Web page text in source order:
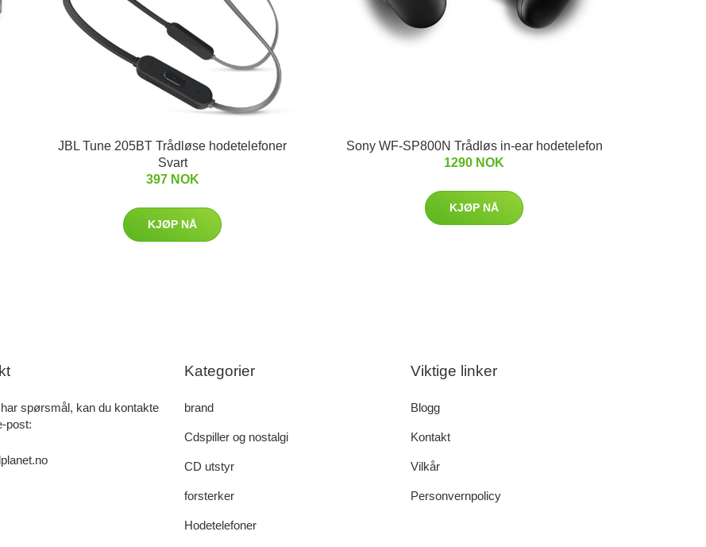
JBL Tune 205BT Trådløse hodetelefoner
Svart
397 NOK
KJØP NÅ
Sony WF-SP800N Trådløs in-ear hodetelefon
1290 NOK
KJØP NÅ
spørsmål, kan du kontakte
post:
Kategorier
brand
Cdspiller og nostalgi
CD utstyr
forsterker
Hodetelefoner
Viktige linker
Blogg
Kontakt
Vilkår
Personvernpolicy